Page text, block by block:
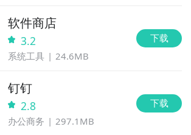
软件商店
3.2
系统工具 24.6MB
下载
钉钉
2.8
办公商务 297.1MB
下载